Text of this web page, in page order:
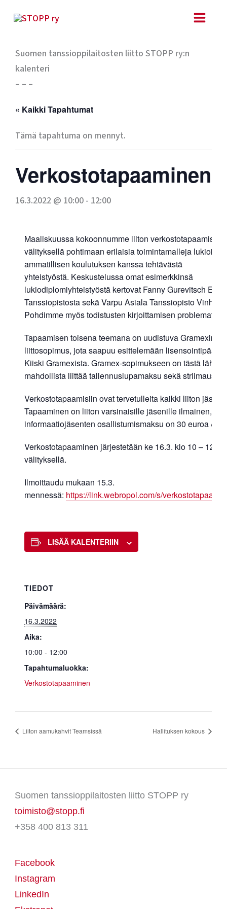
sisältöön
Suomen tanssioppilaitosten liitto STOPP ry:n
kalenteri
– – –
« Kaikki Tapahtumat
Tämä tapahtuma on mennyt.
Verkostotapaaminen
16.3.2022 @ 10:00- 12:00
Maaliskuussa kokoonnumme liiton
välityksellä pohtimaan erilaisia toimintamalleja
ammatillisen koulutuksen kanssa tehtävästä
yhteistyöstä. Keskustelussa omat esimerkkinsä
lukiodiplomiyhteistyöstä kertovat Fanny Gurevitsch
Tanssiopistosta sekä Varpu Asiala Tanssiopisto
Pohdimme myös todistusten kirjoittamisen
Tapaamisen toisena teemana on uudistuva Gramexin
liittosopimus, jota saapuu esittelemään
Kiiski Gramexista. Gramex-sopimukseen on tästä lähtien
mahdollista liittää tallennuslupamaksu sekä
Verkostotapaamisiin ovat tervetulleita kaikki liiton
Tapaaminen on liiton varsinaisille jäsenille ilmainen,
informaatiojäsenten osallistumismaksu on 30 euroa /
Verkostotapaaminen järjestetään ke 16.3. klo 10 – 12
välityksellä.
Ilmoittaudu mukaan 15.3.
mennessä: https://link.webropol.com/s/
LISÄÄ KALENTERIIN
TIEDOT
Päivämäärä:
16.3.2022
Aika:
10:00 - 12:00
Tapahtumaluokka:
Verkostotapaaminen
Liiton aamukahvit Teamsissä Hallituksen kokous
Suomen tanssioppilaitosten liitto STOPP ry
toimisto@stopp.fi
+358 400 813 311
Facebook
Instagram
LinkedIn